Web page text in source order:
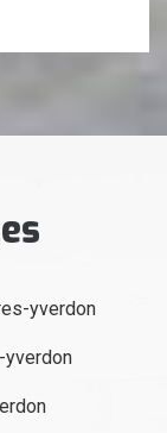
yverdon
yverdon